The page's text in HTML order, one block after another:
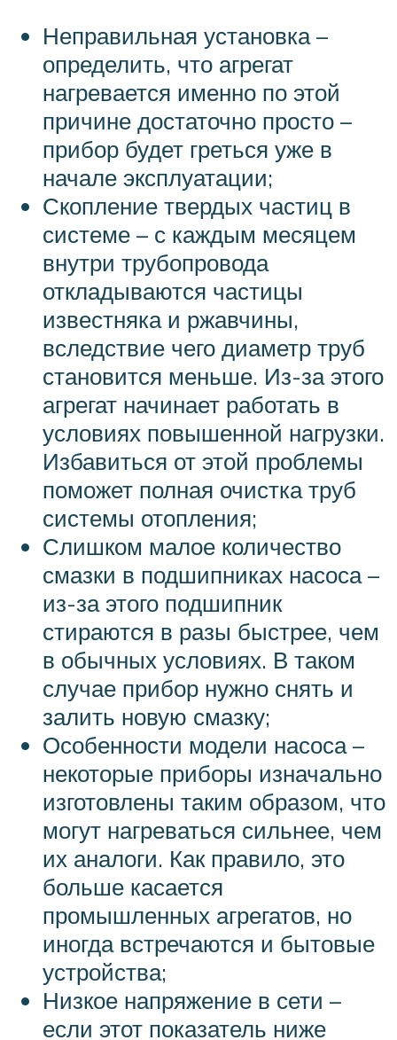
Неправильная установка –
определить, что агрегат
нагревается именно по этой
причине достаточно просто –
прибор будет греться уже в
начале эксплуатации;
Скопление твердых частиц в
системе – с каждым месяцем
внутри трубопровода
откладываются частицы
известняка и ржавчины,
вследствие чего диаметр труб
становится меньше. Из-за этого
агрегат начинает работать в
условиях повышенной нагрузки.
Избавиться от этой проблемы
поможет полная очистка труб
системы отопления;
Слишком малое количество
смазки в подшипниках насоса –
из-за этого подшипник
стираются в разы быстрее, чем
в обычных условиях. В таком
случае прибор нужно снять и
залить новую смазку;
Особенности модели насоса –
некоторые приборы изначально
изготовлены таким образом, что
могут нагреваться сильнее, чем
их аналоги. Как правило, это
больше касается
промышленных агрегатов, но
иногда встречаются и бытовые
устройства;
Низкое напряжение в сети –
если этот показатель ниже